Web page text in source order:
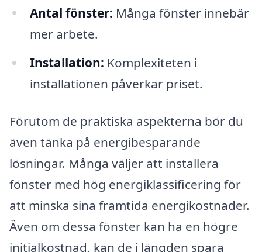
Antal fönster: Många fönster innebär
mer arbete.
Installation: Komplexiteten i
installationen påverkar priset.
Förutom de praktiska aspekterna bör du
även tänka på energibesparande
lösningar. Många väljer att installera
fönster med hög energiklassificering för
att minska sina framtida energikostnader.
Även om dessa fönster kan ha en högre
initialkostnad, kan de i längden spara